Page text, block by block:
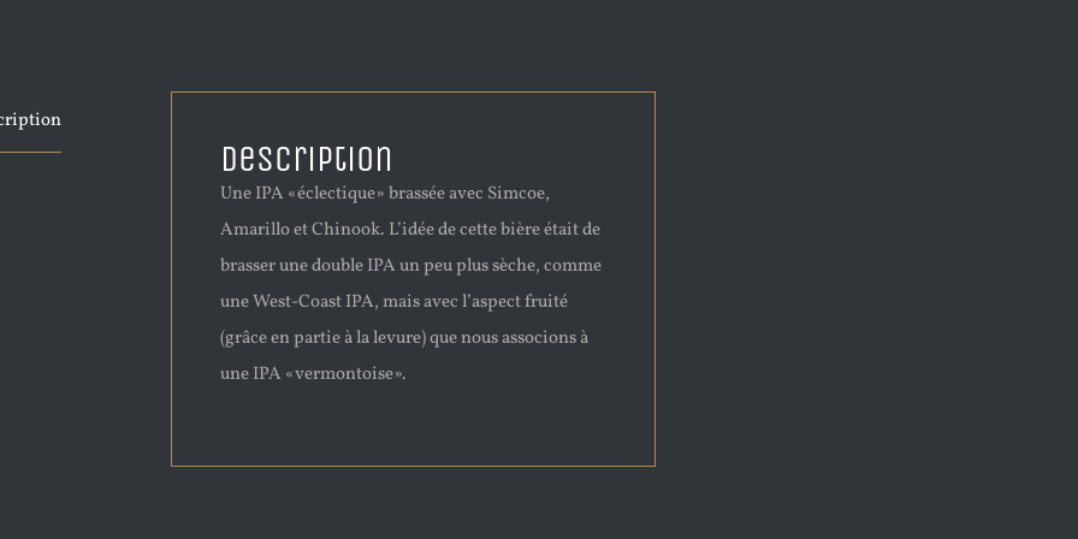
Description
Une IPA «éclectique» brassée avec Simcoe,
Amarillo et Chinook. L’idée de cette bière était de
brasser une double IPA un peu plus sèche, comme
une West-Coast IPA, mais avec l’aspect fruité
(grâce en partie à la levure) que nous associons à
une IPA «vermontoise».